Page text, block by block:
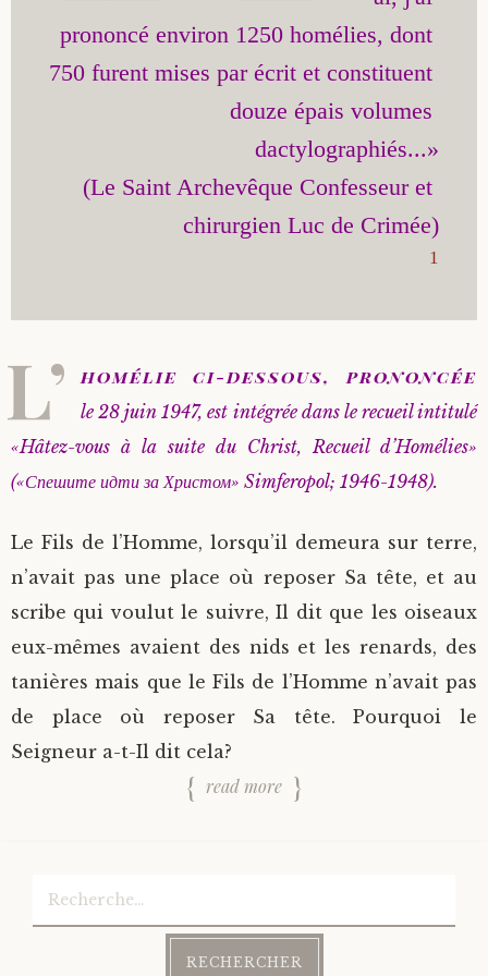
Saint Sophrony l’Athonite
Sainte Matrone de Moscou
Staritsa Marie Makovkine
Archimandrite Lazare (Abachidzé)
Geronda Arsenios le Spiléote
Gerondissa Makrina (Vassopoulou)
Archimandrite Nathanaël (Pospelov)
prononcé environ 1250 homélies, dont
750 furent mises par écrit et constituent
douze épais volumes
dactylographiés...»
(Le Saint Archevêque Confesseur et
chirurgien Luc de Crimée)
1
L’ homélie ci-dessous, prononcée
le 28 juin 1947, est intégrée dans le recueil intitulé
«Hâtez-vous à la suite du Christ, Recueil d’Homélies»
(«Спешите идти за Христом» Simferopol; 1946-1948).
Le Fils de l’Homme, lorsqu’il demeura sur terre,
n’avait pas une place où reposer Sa tête, et au
scribe qui voulut le suivre, Il dit que les oiseaux
eux-mêmes avaient des nids et les renards, des
tanières mais que le Fils de l’Homme n’avait pas
de place où reposer Sa tête. Pourquoi le
Seigneur a-t-Il dit cela?
read more